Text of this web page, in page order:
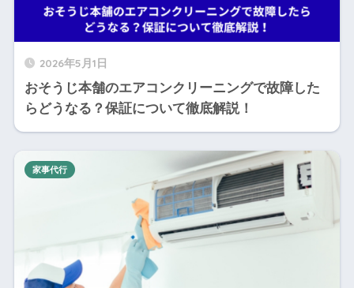
2026年5月1日
おそうじ本舗のエアコンクリーニングで故障した
らどうなる？保証について徹底解説！
家事代行